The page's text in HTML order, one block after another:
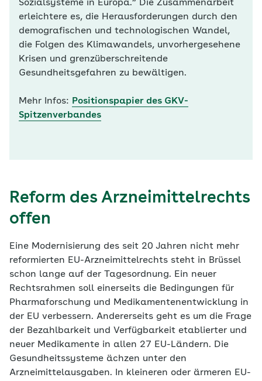
Sozialsysteme in Europa.“ Die Zusammenarbeit
erleichtere es, die Herausforderungen durch den
demografischen und technologischen Wandel,
die Folgen des Klimawandels, unvorhergesehene
Krisen und grenzüberschreitende
Gesundheitsgefahren zu bewältigen.
Mehr Infos: Positionspapier des GKV-
Spitzenverbandes
Reform des Arzneimittelrechts
offen
Eine Modernisierung des seit 20 Jahren nicht mehr
reformierten EU-Arzneimittelrechts steht in Brüssel
schon lange auf der Tagesordnung. Ein neuer
Rechtsrahmen soll einerseits die Bedingungen für
Pharmaforschung und Medikamentenentwicklung in
der EU verbessern. Andererseits geht es um die Frage
der Bezahlbarkeit und Verfügbarkeit etablierter und
neuer Medikamente in allen 27 EU-Ländern. Die
Gesundheitssysteme ächzen unter den
Arzneimittelaus­gaben. In kleineren oder ärmeren EU-